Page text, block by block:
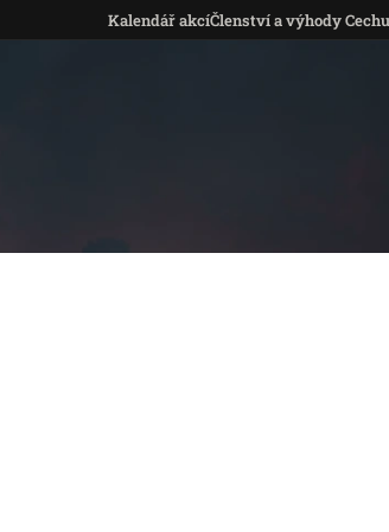
Kalendář akcíČlenství a výhody Cechu